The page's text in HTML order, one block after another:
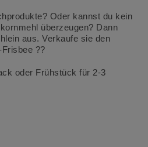
Oder kannst du kein
überzeugen? Dann
aus. Verkaufe sie den
??
oder Frühstück für 2-3